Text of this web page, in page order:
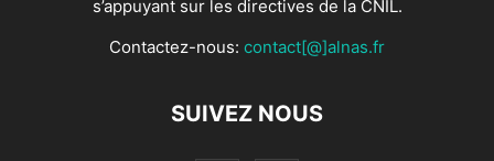
s’appuyant sur les directives de la CNIL.
Contactez-nous: contact[@]alnas.fr
SUIVEZ NOUS